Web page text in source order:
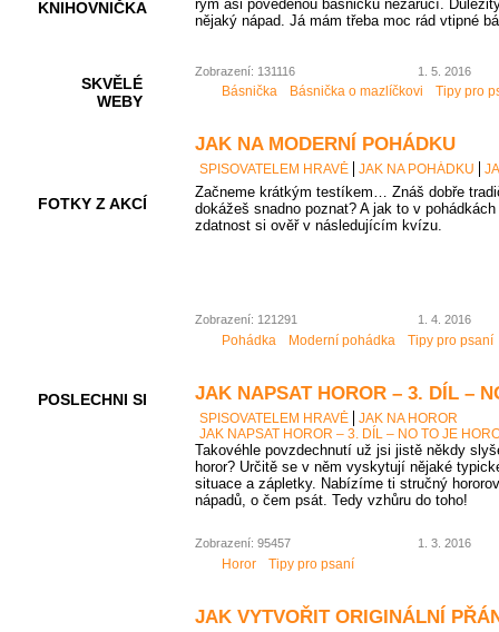
KNIHOVNIČKA
SKVĚLÉ
WEBY
FOTKY Z AKCÍ
POSLECHNI SI
rým asi povedenou básničku nezaručí.
nějaký nápad. Já mám třeba moc rád vtipné
Zobrazení: 131116 1. 5. 2016
Básnička Básnička o mazlíčkovi Tipy pro
JAK NA MODERNÍ POHÁDKU
SPISOVATELEM HRAVĚ JAK NA POHÁDKU
Začneme krátkým testíkem… Znáš dobře
dokážeš snadno poznat? A jak to v
zdatnost si ověř v následujícím kvízu.
Zobrazení: 121291 1. 4. 2016
Pohádka Moderní pohádka Tipy pro psaní
JAK NAPSAT HOROR – 3. DÍL –
SPISOVATELEM HRAVĚ
JAK NA HOROR
JAK NAPSAT HOROR – 3. DÍL – NO TO JE
Takovéhle povzdechnutí už jsi jistě někdy
horor? Určitě se v něm vyskytují nějaké
situace a zápletky. Nabízíme ti stručný
nápadů, o čem psát. Tedy vzhůru do toho!
Zobrazení: 95457 1. 3. 2016
Horor Tipy pro psaní
JAK VYTVOŘIT ORIGINÁLNÍ